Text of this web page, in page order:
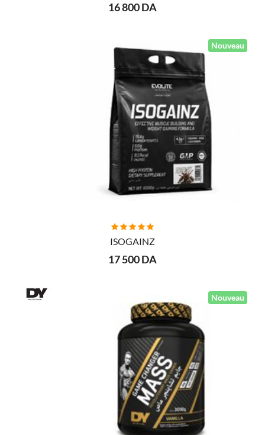
16 800 DA
Nouveau
AJOUTER AU PANIER
ISOGAINZ
17 500 DA
Nouveau